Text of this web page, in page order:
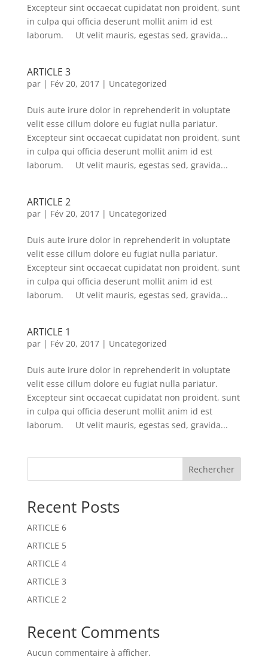
Excepteur sint occaecat cupidatat non proident, sunt
in culpa qui officia deserunt mollit anim id est
laborum. Ut velit mauris, egestas sed, gravida...
ARTICLE 3
par | Fév 20, 2017| Uncategorized
Duis aute irure dolor in reprehenderit in voluptate
velit esse cillum dolore eu fugiat nulla pariatur.
Excepteur sint occaecat cupidatat non proident, sunt
in culpa qui officia deserunt mollit anim id est
laborum. Ut velit mauris, egestas sed, gravida...
ARTICLE 2
par | Fév 20, 2017| Uncategorized
Duis aute irure dolor in reprehenderit in voluptate
velit esse cillum dolore eu fugiat nulla pariatur.
Excepteur sint occaecat cupidatat non proident, sunt
in culpa qui officia deserunt mollit anim id est
laborum. Ut velit mauris, egestas sed, gravida...
ARTICLE 1
par | Fév 20, 2017| Uncategorized
Duis aute irure dolor in reprehenderit in voluptate
velit esse cillum dolore eu fugiat nulla pariatur.
Excepteur sint occaecat cupidatat non proident, sunt
in culpa qui officia deserunt mollit anim id est
laborum. Ut velit mauris, egestas sed, gravida...
Rechercher
Recent Posts
ARTICLE 6
ARTICLE 5
ARTICLE 4
ARTICLE 3
ARTICLE 2
Recent Comments
Aucun commentaire à afficher.